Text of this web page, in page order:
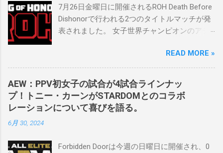
好きです。」 彼女は今、スケバンで重要な役
割を果たしています。 「今活躍している選手
をとても誇りに思い、応援しています。私の
ケバンのレスラーばかりです。私は彼らを私
の子供のように考えている」。 スケバンの最
新のショーは5月末に行われました。日本の女
子プロレスリーグがロサンゼルスでデビュー
し、5試合のカードが YouTube で公開されてい
野が見守る中、クラッシュ・ユウ選手を相手
7月26日金曜日に開催されるROH Death Before
Dishonorで行われる2つのタイトルマッチが発
表されました。 女子世界チャンピオンのアテ
を防衛することになりました。この試合は木
曜日のROHで発表されました。アテナは5月か
ら活動を休止しており、リング上での欠場は
ストーリー上の負傷が原因とされています。
女子世界チャンピオンは5月の最後の試合で怪
我の恐怖に苦しみましたが、それはストーリ
Dishonorでタイトルを防衛します。PPVでレッ
READ MORE »
AEW：PPV初女子の試合が4試合ラインナッ
プ！トニー・カーンがSTARDOMとのコラボ
レーションについて喜びを語る。
6月 30, 2024
Forbidden Doorは今週の日曜日に開催され、0